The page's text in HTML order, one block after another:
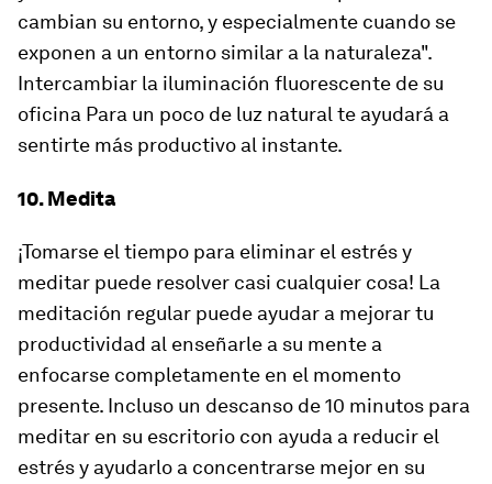
cambian su entorno, y especialmente cuando se
exponen a un entorno similar a la naturaleza".
Intercambiar la iluminación fluorescente de su
oficina Para un poco de luz natural te ayudará a
sentirte más productivo al instante.
10. Medita
¡Tomarse el tiempo para eliminar el estrés y
meditar puede resolver casi cualquier cosa! La
meditación regular puede ayudar a mejorar tu
productividad al enseñarle a su mente a
enfocarse completamente en el momento
presente. Incluso un descanso de 10 minutos para
meditar en su escritorio con ayuda a reducir el
estrés y ayudarlo a concentrarse mejor en su